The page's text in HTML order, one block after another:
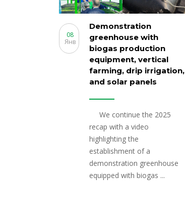
Demonstration
greenhouse with
biogas production
equipment, vertical
farming, drip irrigation,
and solar panels
08
Янв
We continue the 2025
recap with a video
highlighting the
establishment of a
demonstration greenhouse
equipped with biogas ...